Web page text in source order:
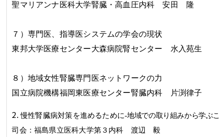
聖マリアンナ医科大学腎臓・高血圧内科 安田 隆
７）専門医、指導医システムの学会の現状
東邦大学医療センター大森病院腎センター 水入苑生
８）地域女性腎臓専門医ネットワークの力
国立病院機構福岡東医療センター腎臓内科 片渕律子
2.慢性腎臓病対策を進めるために-地域での取り組みから学ぶ
司会：福島県立医科大学第３内科 渡辺 毅